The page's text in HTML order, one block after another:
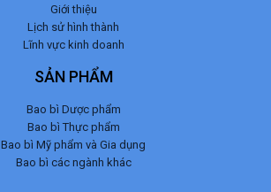
Giới thiệu
Lịch sử hình thành
Lĩnh vực kinh doanh
SẢN PHẨM
Bao bì Dược phẩm
Bao bì Thực phẩm
Bao bì Mỹ phẩm và Gia dụng
Bao bì các ngành khác